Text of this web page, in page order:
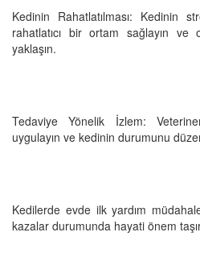
Kedinin Rahatlatılması: Kedinin
rahatlatıcı bir ortam sağlayın
yaklaşın.
Tedaviye Yönelik İzlem:
uygulayın ve kedinin durumunu
Kedilerde evde ilk yardım
kazalar durumunda hayati önem